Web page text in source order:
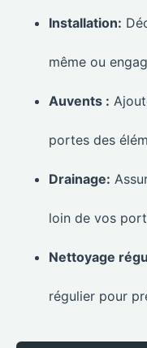
Installation:
même ou
Auvents :
portes des
Drainage:
loin de vos
Nettoyage
régulier pour